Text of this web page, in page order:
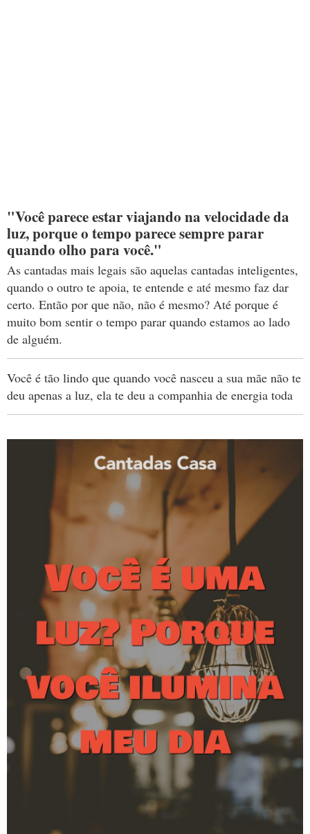
"Você parece estar viajando na velocidade da
luz, porque o tempo parece sempre parar
quando olho para você."
As cantadas mais legais são aquelas cantadas inteligentes,
quando o outro te apoia, te entende e até mesmo faz dar
certo. Então por que não, não é mesmo? Até porque é
muito bom sentir o tempo parar quando estamos ao lado
de alguém.
Você é tão lindo que quando você nasceu a sua mãe não te
deu apenas a luz, ela te deu a companhia de energia toda